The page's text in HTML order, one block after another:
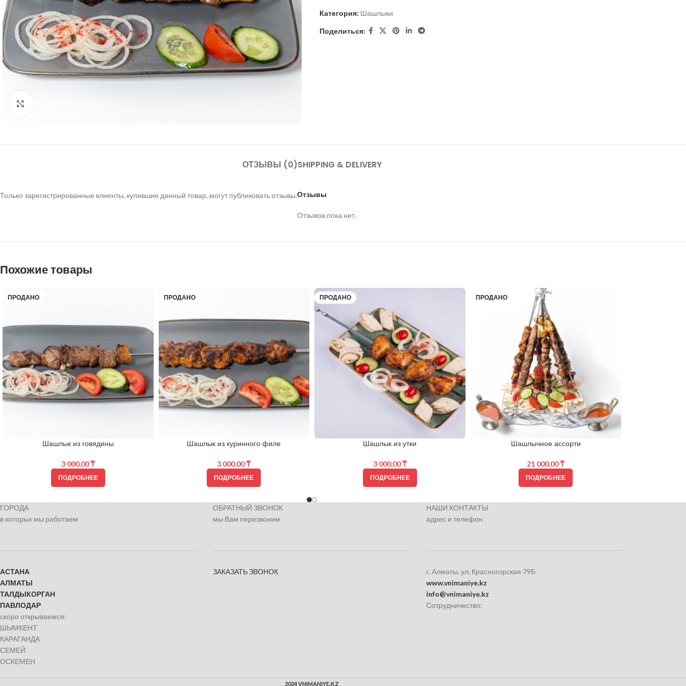
Категория: Шашлыки
Поделиться:
ОТЗЫВЫ (0)SHIPPING & DELIVERY
Отзывы
Отзывов пока нет.
Только зарегистрированные клиенты, купившие данный товар, могут публиковать отзывы.
Похожие товары
ПРОДАНО
Шашлык из говядины
3 000,00₸
ПОДРОБНЕЕ
ПРОДАНО
Шашлык из куринного филе
3 000,00₸
ПОДРОБНЕЕ
ПРОДАНО
Шашлык из утки
3 000,00₸
ПОДРОБНЕЕ
ПРОДАНО
Шашлычное ассорти
21 000,00₸
ПОДРОБНЕЕ
ГОРОДА
в которых мы работаем
АСТАНА
АЛМАТЫ
ТАЛДЫКОРГАН
ПАВЛОДАР
скоро открываемся:
ШЫМКЕНТ
КАРАГАНДА
СЕМЕЙ
ОСКЕМЕН
ОБРАТНЫЙ ЗВОНОК
мы Вам перезвоним
ЗАКАЗАТЬ ЗВОНОК
НАШИ КОНТАКТЫ
адрес и телефон
г. Алматы, ул. Красногорская 79Б
www.vnimaniye.kz
info@vnimaniye.kz
Сотрудничество:
2024 VNIMANIYE.KZ